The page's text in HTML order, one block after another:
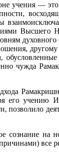
учения —
Высшего
духовного
другому
чужда
его учению
позволило
сознание на
все